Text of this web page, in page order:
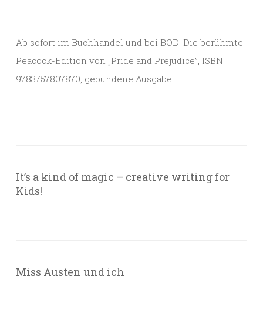
Ab sofort im Buchhandel und bei BOD: Die berühmte
Peacock-Edition von „Pride and Prejudice”, ISBN:
9783757807870, gebundene Ausgabe.
It’s a kind of magic – creative writing for
Kids!
Miss Austen und ich